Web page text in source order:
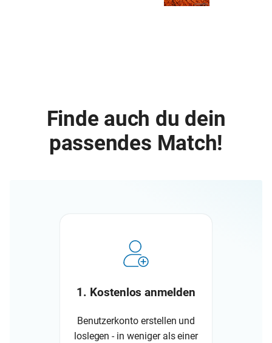
Finde auch du dein
passendes Match!
1. Kostenlos anmelden
Benutzerkonto erstellen und
loslegen - in weniger als einer